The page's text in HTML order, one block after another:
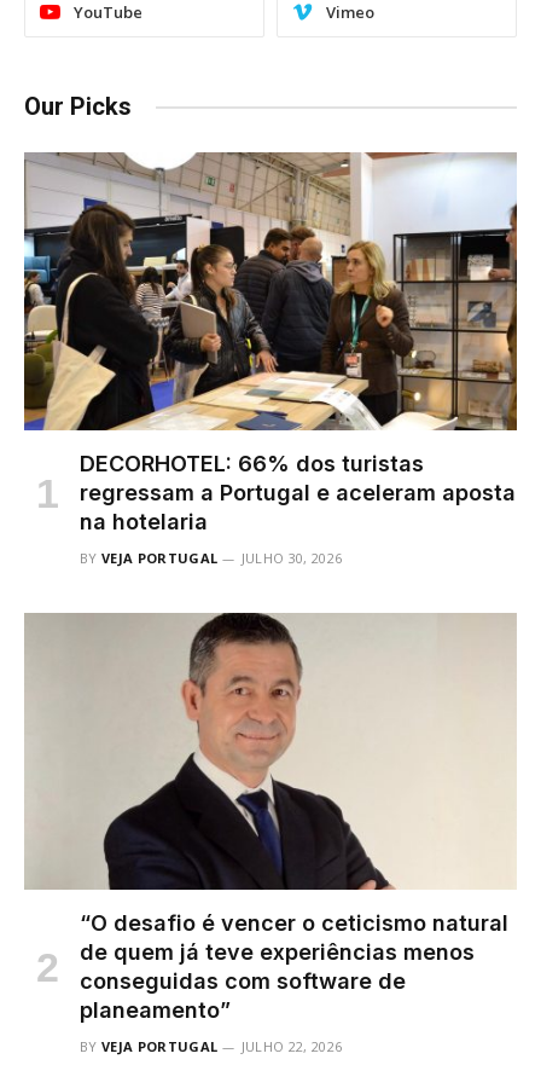
YouTube Vimeo
Our Picks
DECORHOTEL: 66% dos turistas
regressam a Portugal e aceleram aposta
na hotelaria
BY VEJA PORTUGAL JULHO 30, 2026
“O desafio é vencer o ceticismo natural
de quem já teve experiências menos
conseguidas com software de
planeamento”
BY VEJA PORTUGAL JULHO 22, 2026